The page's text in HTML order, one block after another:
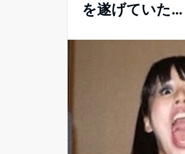
を遂げていた…